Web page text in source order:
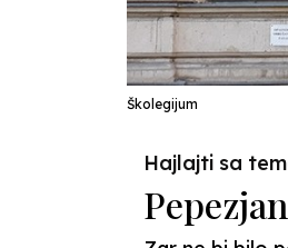
Školegijum
Hajlajti sa